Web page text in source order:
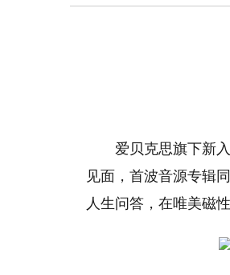
爱贝克思旗下新
见面，首波音源专辑
人生问答，在唯美磁